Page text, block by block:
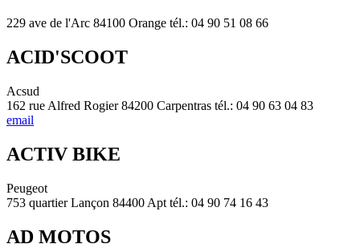
229 ave de l'Arc 84100 Orange tél.: 04 90 51 08 66
ACID'SCOOT
Acsud
162 rue Alfred Rogier 84200 Carpentras tél.: 04 90 63 04 83
email
ACTIV BIKE
Peugeot
753 quartier Lançon 84400 Apt tél.: 04 90 74 16 43
AD MOTOS